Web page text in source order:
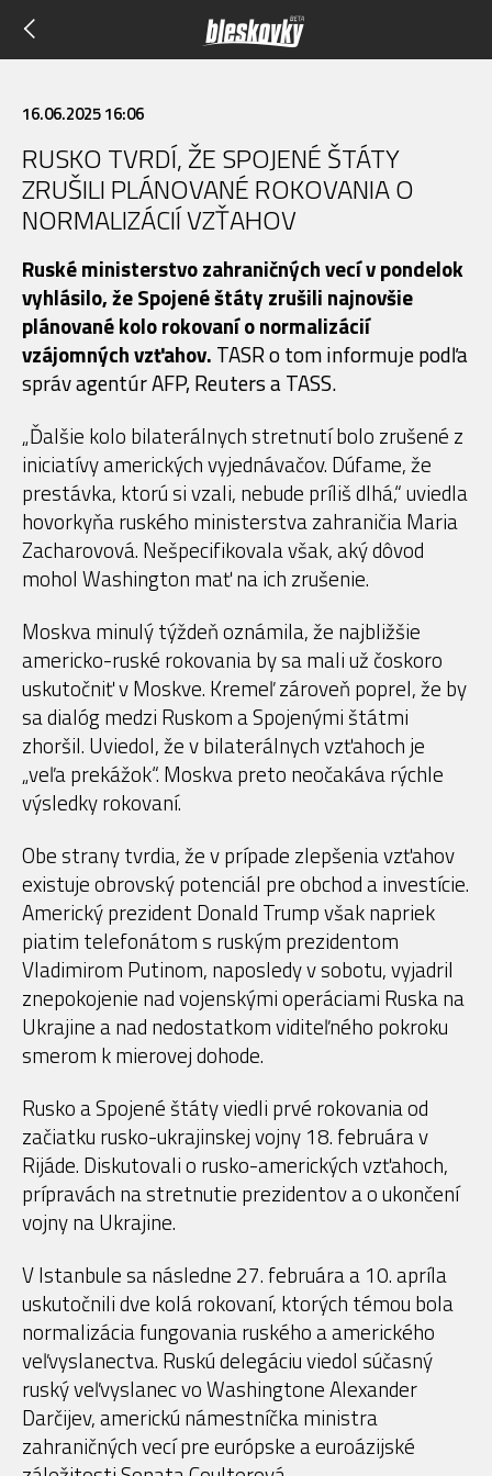
16.06.2025 16:06
RUSKO TVRDÍ, ŽE SPOJENÉ ŠTÁTY
ZRUŠILI PLÁNOVANÉ ROKOVANIA O
NORMALIZÁCIÍ VZŤAHOV
Ruské ministerstvo zahraničných vecí v pondelok
vyhlásilo, že Spojené štáty zrušili najnovšie
plánované kolo rokovaní o normalizácií
vzájomných vzťahov. TASR o tom informuje podľa
správ agentúr AFP, Reuters a TASS.
„Ďalšie kolo bilaterálnych stretnutí bolo zrušené z
iniciatívy amerických vyjednávačov. Dúfame, že
prestávka, ktorú si vzali, nebude príliš dlhá,“ uviedla
hovorkyňa ruského ministerstva zahraničia Maria
Zacharovová. Nešpecifikovala však, aký dôvod
mohol Washington mať na ich zrušenie.
Moskva minulý týždeň oznámila, že najbližšie
americko-ruské rokovania by sa mali už čoskoro
uskutočniť v Moskve. Kremeľ zároveň poprel, že by
sa dialóg medzi Ruskom a Spojenými štátmi
zhoršil. Uviedol, že v bilaterálnych vzťahoch je
„veľa prekážok“. Moskva preto neočakáva rýchle
výsledky rokovaní.
Obe strany tvrdia, že v prípade zlepšenia vzťahov
existuje obrovský potenciál pre obchod a investície.
Americký prezident Donald Trump však napriek
piatim telefonátom s ruským prezidentom
Vladimirom Putinom, naposledy v sobotu, vyjadril
znepokojenie nad vojenskými operáciami Ruska na
Ukrajine a nad nedostatkom viditeľného pokroku
smerom k mierovej dohode.
Rusko a Spojené štáty viedli prvé rokovania od
začiatku rusko-ukrajinskej vojny 18. februára v
Rijáde. Diskutovali o rusko-amerických vzťahoch,
prípravách na stretnutie prezidentov a o ukončení
vojny na Ukrajine.
V Istanbule sa následne 27. februára a 10. apríla
uskutočnili dve kolá rokovaní, ktorých témou bola
normalizácia fungovania ruského a amerického
veľvyslanectva. Ruskú delegáciu viedol súčasný
ruský veľvyslanec vo Washingtone Alexander
Darčijev, americkú námestníčka ministra
zahraničných vecí pre európske a euroázijské